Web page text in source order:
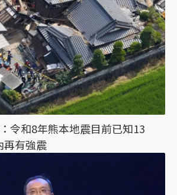
令和8年熊本地震目前已知13
再有強震